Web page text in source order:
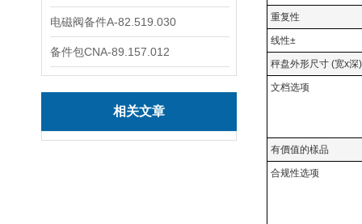
电磁阀备件A-82.519.030
备件包CNA-89.157.012
相关文章
重复性
线性±
秤盘外形尺寸 (宽x深)
文档选项
有價值的樣品
合规性选项